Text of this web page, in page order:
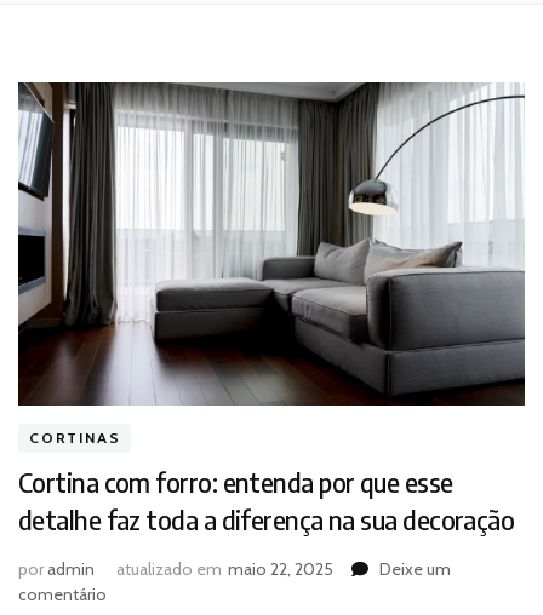
CORTINAS
Cortina com forro: entenda por que esse
detalhe faz toda a diferença na sua decoração
poradmin atualizado em maio 22, 2025
Deixe um
comentário